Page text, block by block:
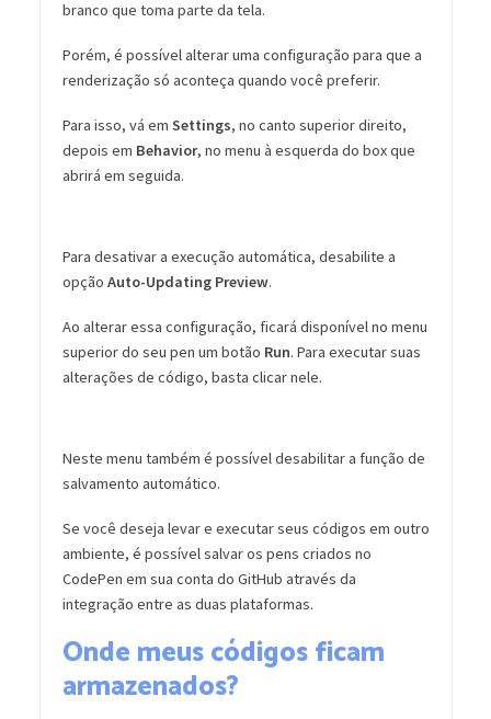
branco que toma parte da tela.
Porém, é possível alterar uma configuração para que a
renderização só aconteça quando você preferir.
Para isso, vá em Settings, no canto superior direito,
depois em Behavior, no menu à esquerda do box que
abrirá em seguida.
Para desativar a execução automática, desabilite a
opção Auto-Updating Preview.
Ao alterar essa configuração, ficará disponível no menu
superior do seu pen um botão Run. Para executar suas
alterações de código, basta clicar nele.
Neste menu também é possível desabilitar a função de
salvamento automático.
Se você deseja levar e executar seus códigos em outro
ambiente, é possível salvar os pens criados no
CodePen em sua conta do GitHub através da
integração entre as duas plataformas.
Onde meus códigos ficam
armazenados?